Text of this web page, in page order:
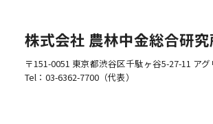
株式会社 農林中金総合研究
〒151-0051 東京都渋谷区千駄ヶ谷5-27-11 ア
Tel： 03-6362-7700（代表）